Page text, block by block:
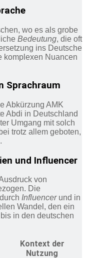
wo es als grobe
Bedeutung, die oft
ins Deutsche
komplexen Nuancen
Sprachraum
Abkürzung AMK
Abdi in Deutschland
Umgang mit solch
trotz allem geboten,
und Influencer
von
Die
Influencerund in
Wandel, den ein
in den deutschen
Kontext der
Nutzung